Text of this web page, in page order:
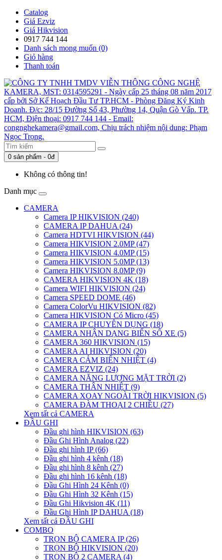
Catalog
Giá Ezviz
Giá Hikvision
0917 744 144
Danh sách mong muốn (0)
Giỏ hàng
Thanh toán
0 sản phẩm - 0đ
Không có thông tin!
Danh mục
CAMERA
Camera IP HIKVISION (240)
CAMERA IP DAHUA (24)
Camera HDTVI HIKVISION (44)
Camera HIKVISION 2.0MP (47)
Camera HIKVISION 4.0MP (15)
Camera HIKVISION 5.0MP (13)
Camera HIKVISION 8.0MP (9)
CAMERA HIKVISION 4K (18)
Camera WIFI HIKVISION (24)
Camera SPEED DOME (46)
Camera ColorVu HIKVISION (82)
Camera HIKVISION Có Micro (45)
CAMERA IP CHUYÊN DỤNG (18)
CAMERA NHẬN DẠNG BIỂN SỐ XE (5)
CAMERA 360 HIKVISION (15)
CAMERA AI HIKVISION (20)
CAMERA CẢM BIẾN NHIỆT (4)
CAMERA EZVIZ (24)
CAMERA NĂNG LƯỢNG MẶT TRỜI (2)
CAMERA THÂN NHIỆT (9)
CAMERA XOAY NGOÀI TRỜI HIKVISION (5)
CAMERA ĐÀM THOẠI 2 CHIỀU (27)
Xem tất cả CAMERA
ĐẦU GHI
Đầu ghi hình HIKVISION (63)
Đầu Ghi Hình Analog (22)
Đầu ghi hình IP (66)
Đầu ghi hình 4 kênh (18)
Đầu ghi hình 8 kênh (27)
Đầu ghi hình 16 kênh (18)
Đầu Ghi Hình 24 Kênh (0)
Đầu Ghi Hình 32 Kênh (15)
Đầu Ghi Hikvision 4K (11)
Đầu Ghi Hình IP DAHUA (18)
Xem tất cả ĐẦU GHI
COMBO
TRỌN BỘ CAMERA IP (26)
TRỌN BỘ HIKVISION (20)
TRỌN BỘ 2 CAMERA (4)